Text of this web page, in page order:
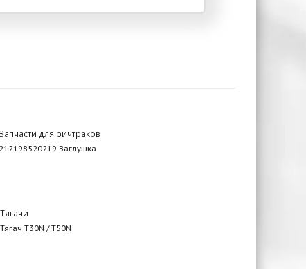
Запчасти для ричтраков
212198520219 Заглушка
Тягачи
Тягач T30N / T50N